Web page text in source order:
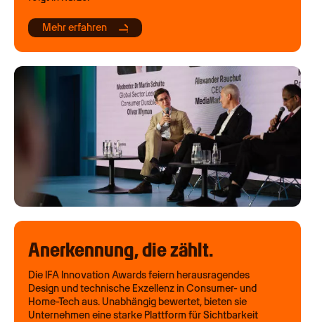
Mehr erfahren
Anerkennung, die zählt.
Die IFA Innovation Awards feiern herausragendes
Design und technische Exzellenz in Consumer- und
Home-Tech aus. Unabhängig bewertet, bieten sie
Unternehmen eine starke Plattform für Sichtbarkeit